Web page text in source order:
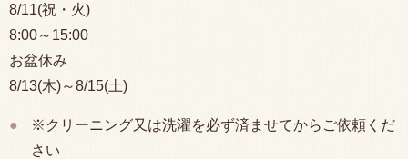
8/11(祝・火)
8:00～15:00
お盆休み
8/13(木)～8/15(土)
※クリーニング又は洗濯を必ず済ませてからご依頼くだ
さい